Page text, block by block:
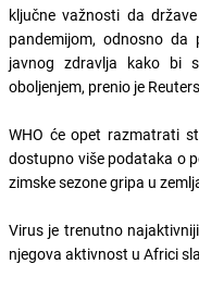
ključne važnosti da
pandemijom, odnosno da
javnog zdravlja kako bi
oboljenjem, prenio je
WHO će opet razmatrati
dostupno više podataka o
zimske sezone gripa u
Virus je trenutno
njegova aktivnost u Africi